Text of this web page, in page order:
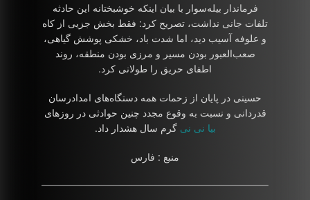
فرماندار بیله‌سوار با بیان اینکه خوشبختانه این حادثه
تلفات جانی نداشت، تصریح کرد: فقط بخش جزیی از کاه
و علوفه آسیب دید، اما شدت باد، خشکی پوشش گیاهی،
صعب‌العبور بودن مسیر و مرزی بودن منطقه، روند
اطفای حریق را طولانی کرد.
حسینی در پایان از زحمات همه دستگاه‌های امدادرسان
قدردانی و نسبت به وقوع مجدد چنین حوادثی در روزهای
بیا نی نی گرم سال هشدار داد.
منبع : فارس